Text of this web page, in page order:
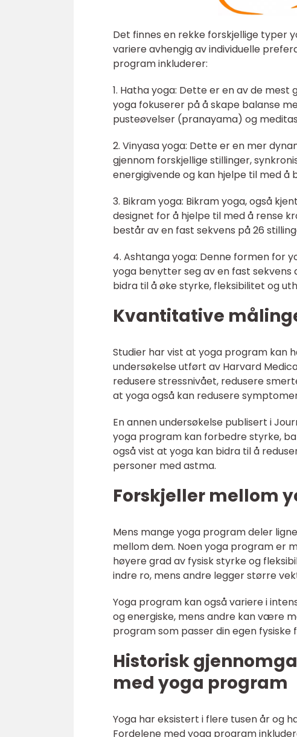
Det finnes en rekke forskjellige typer
variere avhengig av individuelle
program inkluderer:
1. Hatha yoga: Dette er en av de
yoga fokuserer på å skape balanse
pusteøvelser (pranayama) og
2. Vinyasa yoga: Dette er en mer
gjennom forskjellige stillinger,
energigivende og kan hjelpe til med å
3. Bikram yoga: Bikram yoga, også
designet for å hjelpe til med å rense
består av en fast sekvens på 26
4. Ashtanga yoga: Denne formen for
yoga benytter seg av en fast
bidra til å øke styrke, fleksibilitet og
Kvantitative
Studier har vist at yoga program kan
undersøkelse utført av Harvard
redusere stressnivået, redusere
at yoga også kan redusere
En annen undersøkelse publisert i
yoga program kan forbedre styrke,
også vist at yoga kan bidra til å
personer med astma.
Forskjeller mellom
Mens mange yoga program deler
mellom dem. Noen yoga program er
høyere grad av fysisk styrke og
indre ro, mens andre legger større
Yoga program kan også variere i
og energiske, mens andre kan være
program som passer din egen fysiske
Historisk
med yoga program
Yoga har eksistert i flere tusen år og
Fordelene med yoga program